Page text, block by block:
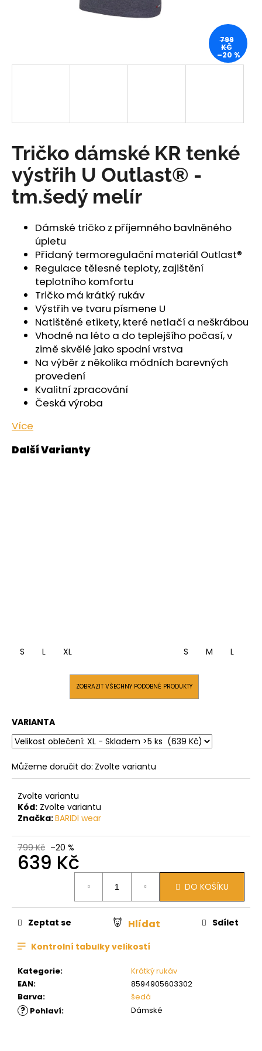
Tričko dámské KR tenké
výstřih U Outlast® -
tm.šedý melír
Dámské tričko z příjemného bavlněného
úpletu
Přidaný termoregulační materiál Outlast®
Regulace tělesné teploty, zajištění
teplotního komfortu
Tričko má krátký rukáv
Výstřih ve tvaru písmene U
Natištěné etikety, které netlačí a neškrábou
Vhodné na léto a do teplejšího počasí, v
zimě skvělé jako spodní vrstva
Na výběr z několika módních barevných
provedení
Kvalitní zpracování
Česká výroba
Více
S L XL S M L
ZOBRAZIT VŠECHNY PODOBNÉ PRODUKTY
VARIANTA
Můžeme doručit do: Zvolte variantu
Zvolte variantu
Kód: Zvolte variantu
Značka:BARIDI wear
799 Kč –20 %
639 Kč
DO KOŠÍKU
Kategorie:
Krátký rukáv
EAN:
8594905603302
Barva: šedá
? Pohlaví: Dámské
Zeptat se Hlídat Sdílet
Kontrolní tabulky velikostí
799
KČ
–20 %
t
D
o
ŠORTKY
DÁMSKÉ
TENKÉ
OUTLAST®
ČERNÁ
Kč